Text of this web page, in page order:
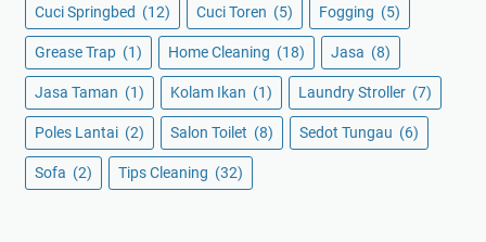
Cuci Springbed (12) Cuci Toren (5) Fogging (5)
Grease Trap (1) Home Cleaning (18) Jasa (8)
Jasa Taman (1) Kolam Ikan (1) Laundry Stroller (7)
Poles Lantai (2) Salon Toilet (8) Sedot Tungau (6)
Sofa (2) Tips Cleaning (32)